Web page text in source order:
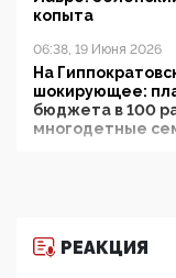
копыта
06:38, 19 Июня 2026
На
шокирующее:
бюджета в 100
многодетные
11:53, 09 Июня 2026
РЕАКЦИЯ